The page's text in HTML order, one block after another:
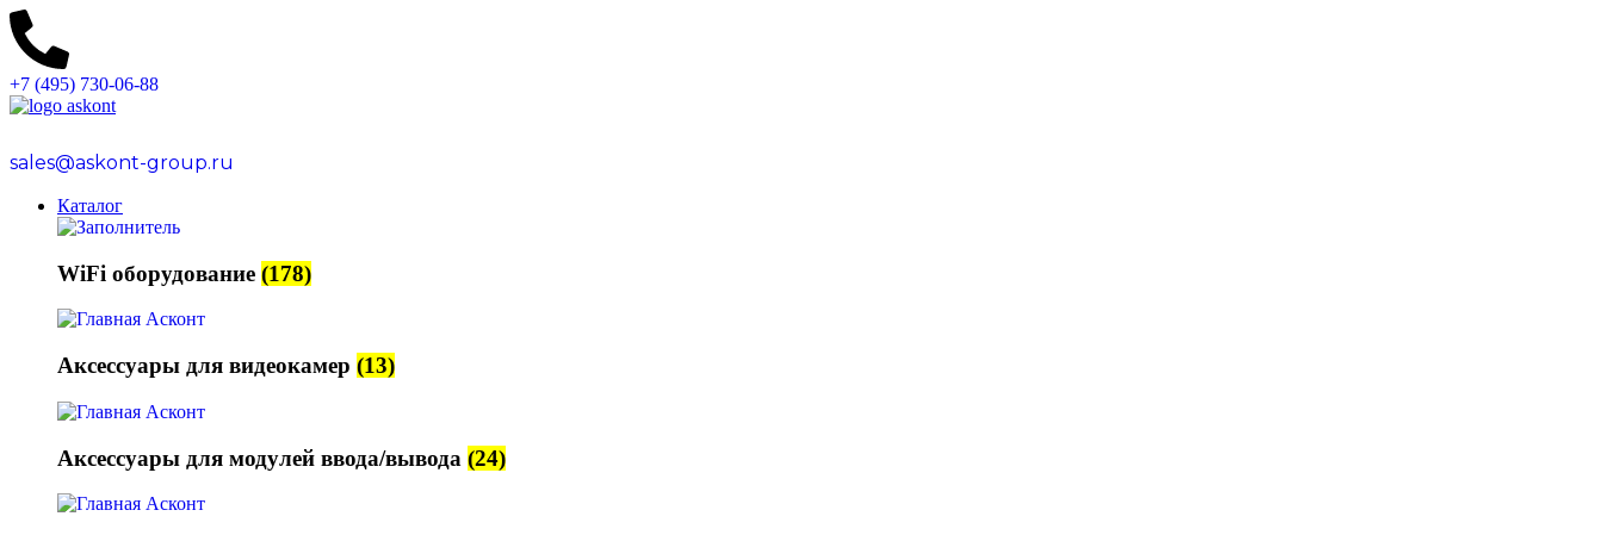
+7 (495) 730-06-88
sales@askont-group.ru
Каталог
WiFi оборудование (178)
Аксессуары для видеокамер (13)
Аксессуары для модулей ввода/вывода (24)